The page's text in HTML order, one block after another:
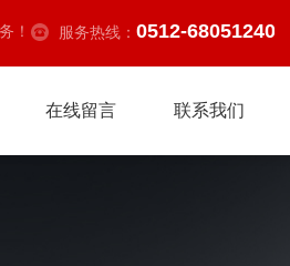
！ 服务热线： 0512-68051240
在线留言 联系我们